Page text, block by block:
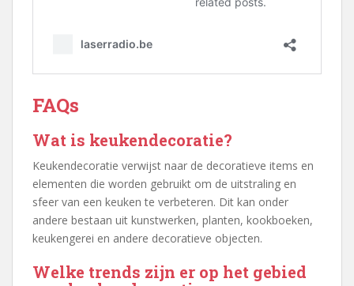
FAQs
Wat is keukendecoratie?
Keukendecoratie verwijst naar de decoratieve items en
elementen die worden gebruikt om de uitstraling en
sfeer van een keuken te verbeteren. Dit kan onder
andere bestaan uit kunstwerken, planten, kookboeken,
keukengerei en andere decoratieve objecten.
Welke trends zijn er op het gebied